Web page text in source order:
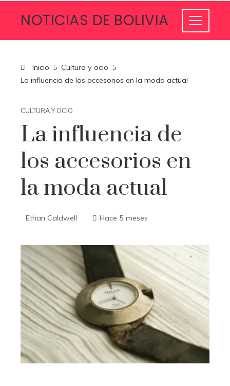
NOTICIAS DE BOLIVIA
Inicio
Cultura y ocio
La influencia de los accesorios en la moda actual
CULTURA Y OCIO
La influencia de
los accesorios en
la moda actual
Ethan Caldwell Hace 5 meses